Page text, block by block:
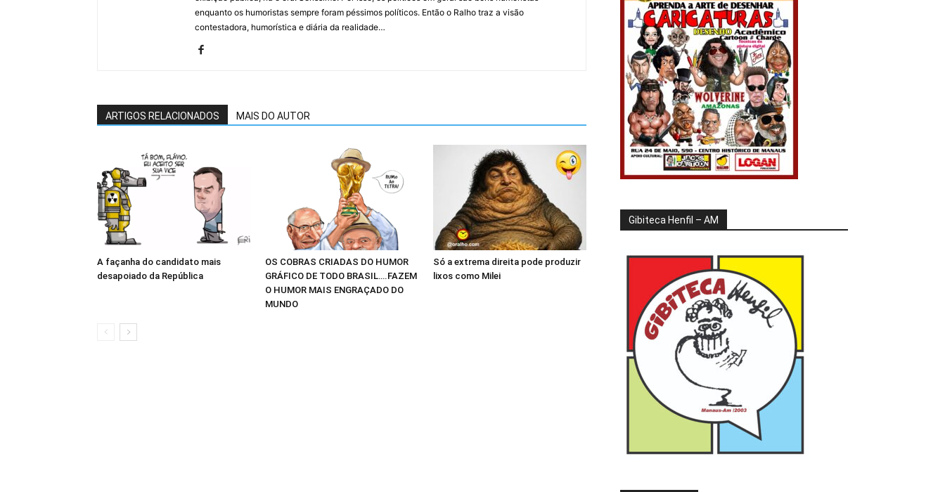
enquanto os humoristas sempre foram péssimos políticos. Então o Ralho traz a visão
contestadora, humorística e diária da realidade…
ARTIGOS RELACIONADOS MAIS DO AUTOR
A façanha do candidato mais
desapoiado da República
OS COBRAS CRIADAS DO HUMOR
GRÁFICO DE TODO BRASIL….FAZEM
O HUMOR MAIS ENGRAÇADO DO
MUNDO
Só a extrema direita pode produzir
lixos como Milei
Gibiteca Henfil – AM